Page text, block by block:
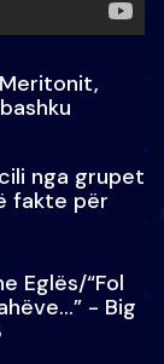
nga grupet
fakte për
Eglës/“Fol
- Big